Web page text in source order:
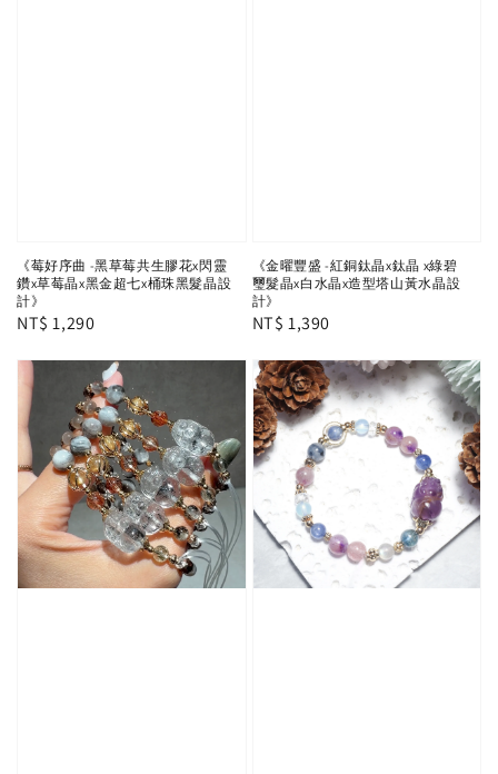
《莓好序曲 -黑草莓共生膠花x閃靈
鑽x草莓晶x黑金超七x桶珠黑髮晶設
計》
Regular
NT$ 1,290
《金曜豐盛 -紅銅鈦晶x鈦晶 x綠碧
璽髮晶x白水晶x造型塔山黃水晶設
計》
Regular
NT$ 1,390